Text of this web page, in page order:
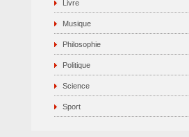
Livre
Musique
Philosophie
Politique
Science
Sport